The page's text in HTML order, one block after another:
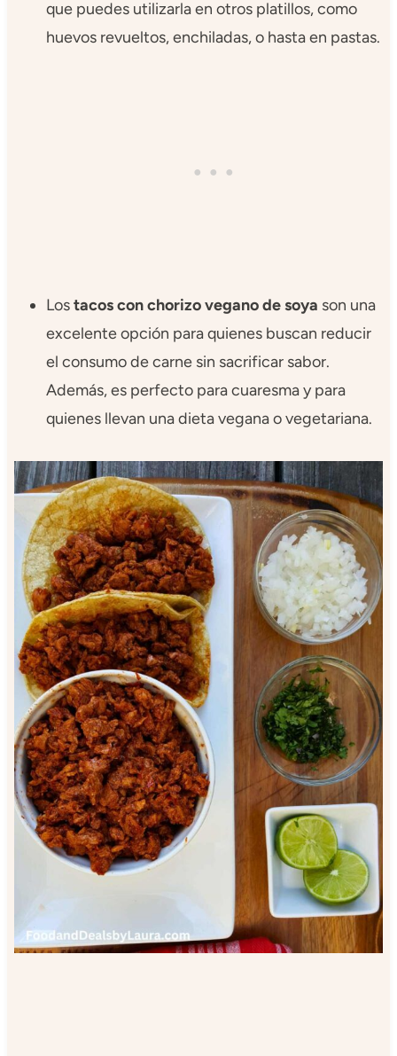
que puedes utilizarla en otros platillos, como
huevos revueltos, enchiladas, o hasta en pastas.
Lostacos con chorizo vegano de soya son una
excelente opción para quienes buscan reducir
el consumo de carne sin sacrificar sabor.
Además, es perfecto para cuaresma y para
quienes llevan una dieta vegana o vegetariana.